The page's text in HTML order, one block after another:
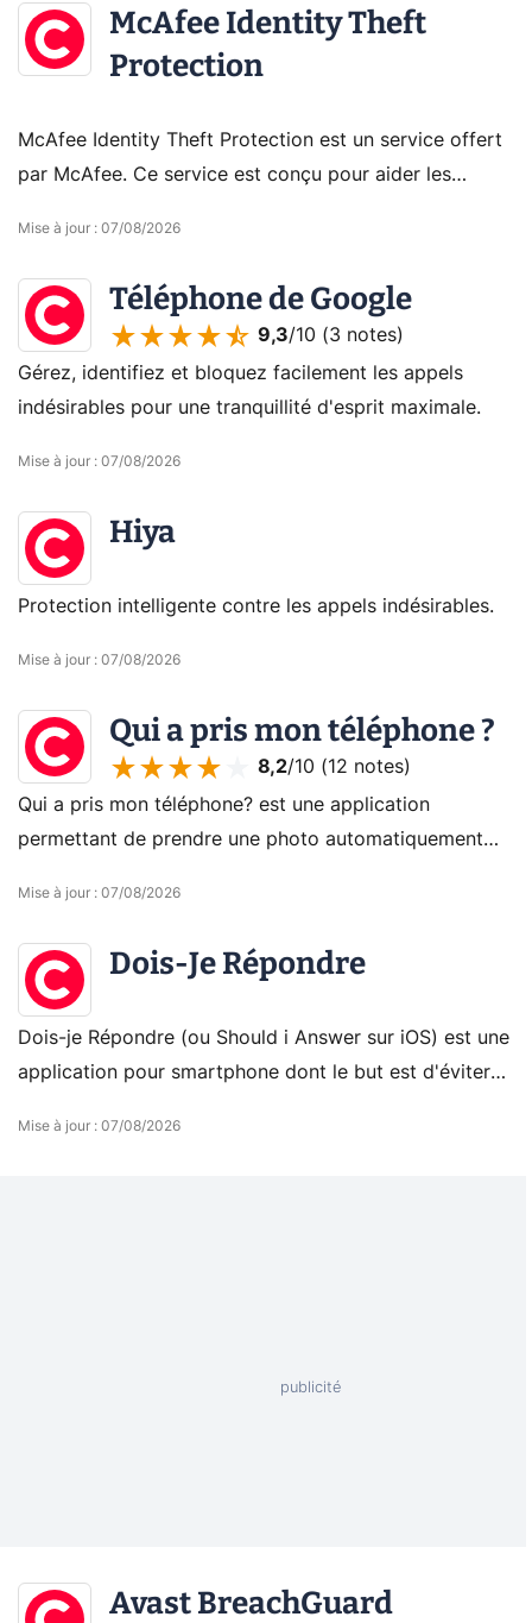
McAfee Identity Theft
Protection
McAfee Identity Theft Protection est un service offert
par McAfee. Ce service est conçu pour aider les
Mise à jour : 07/08/2026
Téléphone de Google
9,3/10 (3 notes)
Gérez, identifiez et bloquez facilement les appels
indésirables pour une tranquillité d'esprit maximale.
Mise à jour : 07/08/2026
Hiya
Protection intelligente contre les appels indésirables.
Mise à jour : 07/08/2026
Qui a pris mon téléphone ?
8,2/10 (12 notes)
Qui a pris mon téléphone? est une application
permettant de prendre une photo automatiquement
Mise à jour : 07/08/2026
Dois-Je Répondre
Dois-je Répondre (ou Should i Answer sur iOS) est une
application pour smartphone dont le but est d'éviter
Mise à jour : 07/08/2026
Avast BreachGuard